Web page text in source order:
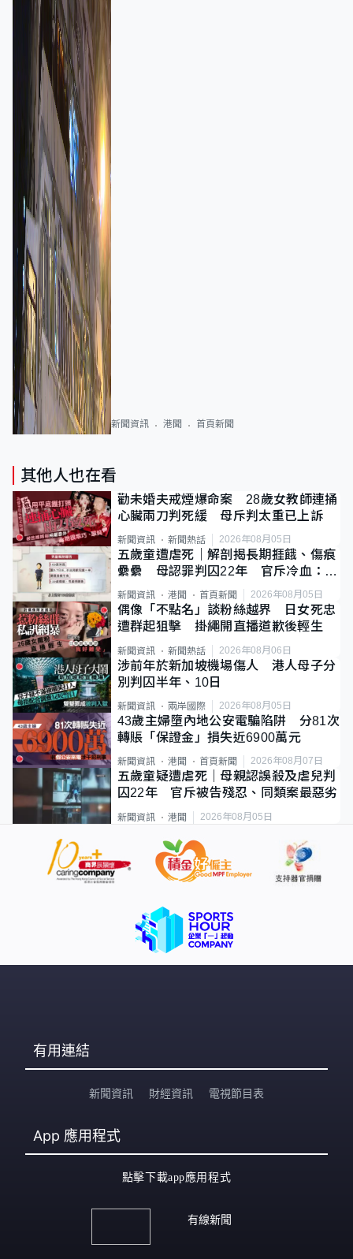
新聞資訊 港聞 首頁新聞
其他人也在看
勸未婚夫戒煙爆命案 28歲女教師連捅
心臟兩刀判死緩 母斥判太重已上訴
新聞資訊 新聞熱話 2026年08月05日
五歲童遭虐死｜解剖揭長期捱餓、傷痕
纍纍 母認罪判囚22年 官斥冷血：同
類案最惡劣
新聞資訊 港聞 首頁新聞 2026年08月05日
偶像「不點名」談粉絲越界 日女死忠
遭群起狙擊 掛繩開直播道歉後輕生
新聞資訊 新聞熱話 2026年08月06日
涉前年於新加坡機場傷人 港人母子分
別判囚半年、10日
新聞資訊 兩岸國際 2026年08月05日
43歲主婦墮內地公安電騙陷阱 分81次
轉賬「保證金」損失近6900萬元
新聞資訊 港聞 首頁新聞 2026年08月07日
五歲童疑遭虐死｜母親認誤殺及虐兒判
囚22年 官斥被告殘忍、同類案最惡劣
新聞資訊 港聞 2026年08月05日
有用連結
新聞資訊 財經資訊 電視節目表
App 應用程式
點擊下載app應用程式
有線新聞